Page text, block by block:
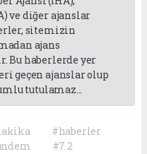
ve diğer ajanslar
sitemizin
ajans
Bu haberlerde yer
geçen ajanslar olup
tutulamaz...
#haberler
#7.2